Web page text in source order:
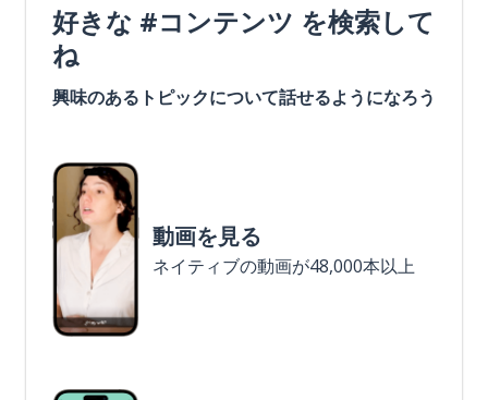
好きな #コンテンツ を検索して
ね
興味のあるトピックについて話せるようになろう
動画を見る
ネイティブの動画が48,000本以上